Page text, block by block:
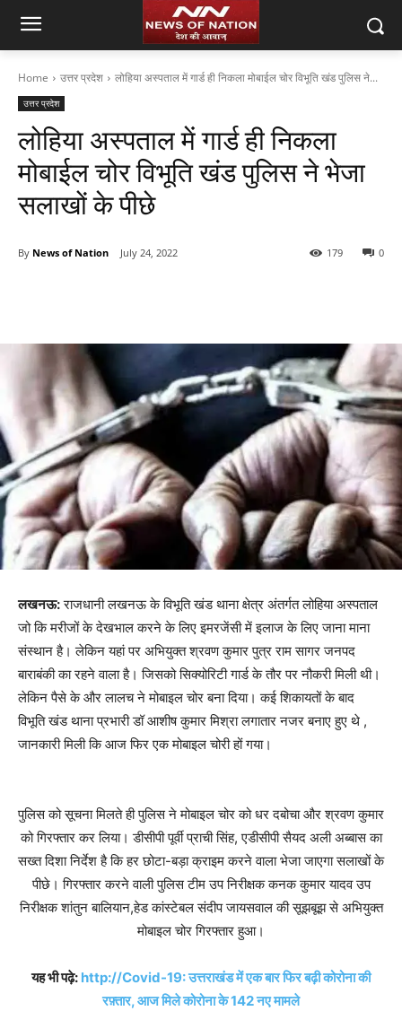
Home उत्तर प्रदेश लोहिया अस्पताल में गार्ड ही निकला मोबाईल चोर विभूति खंड पुलिस ने...
उत्तर प्रदेश
लोहिया अस्पताल में गार्ड ही निकला
मोबाईल चोर विभूति खंड पुलिस ने भेजा
सलाखों के पीछे
By News of Nation July 24, 2022 0
179
लखनऊ:राजधानी लखनऊ के विभूति खंड थाना क्षेत्र अंतर्गत लोहिया अस्पताल
जो कि मरीजों के देखभाल करने के लिए इमरजेंसी में इलाज के लिए जाना माना
संस्थान है। लेकिन यहां पर अभियुक्त श्रवण कुमार पुत्र राम सागर जनपद
बाराबंकी का रहने वाला है। जिसको सिक्योरिटी गार्ड के तौर पर नौकरी मिली थी।
लेकिन पैसे के और लालच ने मोबाइल चोर बना दिया। कई शिकायतों के बाद
विभूति खंड थाना प्रभारी डॉ आशीष कुमार मिश्रा लगातार नजर बनाए हुए थे ,
जानकारी मिली कि आज फिर एक मोबाइल चोरी हों गया।
पुलिस को सूचना मिलते ही पुलिस ने मोबाइल चोर को धर दबोचा और श्रवण कुमार
को गिरफ्तार कर लिया। डीसीपी पूर्वी प्राची सिंह, एडीसीपी सैयद अली अब्बास का
सख्त दिशा निर्देश है कि हर छोटा-बड़ा क्राइम करने वाला भेजा जाएगा सलाखों के
पीछे। गिरफ्तार करने वाली पुलिस टीम उप निरीक्षक कनक कुमार यादव उप
निरीक्षक शांतुन बालियान,हेड कांस्टेबल संदीप जायसवाल की सूझबूझ से अभियुक्त
मोबाइल चोर गिरफ्तार हुआ।
यह भी पढ़े: http://Covid-19: उत्तराखंड में एक बार फिर बढ़ी कोरोना की
रफ़्तार, आज मिले कोरोना के 142 नए मामले